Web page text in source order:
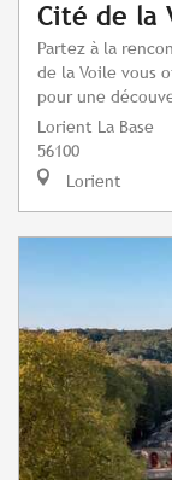
Cité de la
Partez à la
de la Voile vous
pour une
Lorient La Base
56100
Lorient